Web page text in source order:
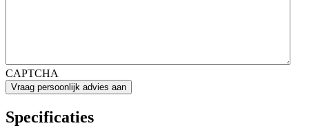
CAPTCHA
Specificaties